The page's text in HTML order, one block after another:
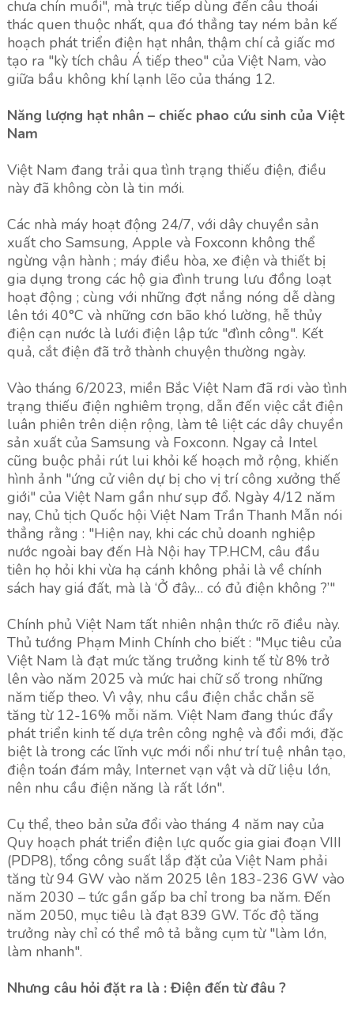
chưa chín muồi", mà trực tiếp dùng đến câu thoái
thác quen thuộc nhất, qua đó thẳng tay ném bản kế
hoạch phát triển điện hạt nhân, thậm chí cả giấc mơ
tạo ra "kỳ tích châu Á tiếp theo" của Việt Nam, vào
giữa bầu không khí lạnh lẽo của tháng 12.
Năng lượng hạt nhân – chiếc phao cứu sinh của Việt
Nam
Việt Nam đang trải qua tình trạng thiếu điện, điều
này đã không còn là tin mới.
Các nhà máy hoạt động 24/7, với dây chuyền sản
xuất cho Samsung, Apple và Foxconn không thể
ngừng vận hành ; máy điều hòa, xe điện và thiết bị
gia dụng trong các hộ gia đình trung lưu đồng loạt
hoạt động ; cùng với những đợt nắng nóng dễ dàng
lên tới 40°C và những cơn bão khó lường, hễ thủy
điện cạn nước là lưới điện lập tức "đình công". Kết
quả, cắt điện đã trở thành chuyện thường ngày.
Vào tháng 6/2023, miền Bắc Việt Nam đã rơi vào tình
trạng thiếu điện nghiêm trọng, dẫn đến việc cắt điện
luân phiên trên diện rộng, làm tê liệt các dây chuyền
sản xuất của Samsung và Foxconn. Ngay cả Intel
cũng buộc phải rút lui khỏi kế hoạch mở rộng, khiến
hình ảnh "ứng cử viên dự bị cho vị trí công xưởng thế
giới" của Việt Nam gần như sụp đổ. Ngày 4/12 năm
nay, Chủ tịch Quốc hội Việt Nam Trần Thanh Mẫn nói
thẳng rằng : "Hiện nay, khi các chủ doanh nghiệp
nước ngoài bay đến Hà Nội hay TP.HCM, câu đầu
tiên họ hỏi khi vừa hạ cánh không phải là về chính
sách hay giá đất, mà là ‘Ở đây… có đủ điện không ?’"
Chính phủ Việt Nam tất nhiên nhận thức rõ điều này.
Thủ tướng Phạm Minh Chính cho biết : "Mục tiêu của
Việt Nam là đạt mức tăng trưởng kinh tế từ 8% trở
lên vào năm 2025 và mức hai chữ số trong những
năm tiếp theo. Vì vậy, nhu cầu điện chắc chắn sẽ
tăng từ 12-16% mỗi năm. Việt Nam đang thúc đẩy
phát triển kinh tế dựa trên công nghệ và đổi mới, đặc
biệt là trong các lĩnh vực mới nổi như trí tuệ nhân tạo,
điện toán đám mây, Internet vạn vật và dữ liệu lớn,
nên nhu cầu điện năng là rất lớn".
Cụ thể, theo bản sửa đổi vào tháng 4 năm nay của
Quy hoạch phát triển điện lực quốc gia giai đoạn VIII
(PDP8), tổng công suất lắp đặt của Việt Nam phải
tăng từ 94 GW vào năm 2025 lên 183-236 GW vào
năm 2030 – tức gần gấp ba chỉ trong ba năm. Đến
năm 2050, mục tiêu là đạt 839 GW. Tốc độ tăng
trưởng này chỉ có thể mô tả bằng cụm từ "làm lớn,
làm nhanh".
Nhưng câu hỏi đặt ra là : Điện đến từ đâu ?